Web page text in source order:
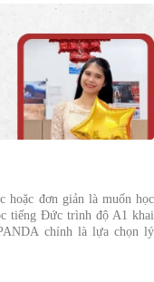
hoặc đơn giản là muốn học
tiếng Đức trình độ A1 khai
chính là lựa chọn lý